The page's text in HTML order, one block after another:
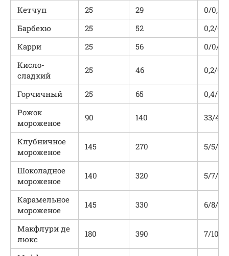
Кетчуп
25 29
0/0,3/7
Барбекю
25 52
0,2/
Карри
25 56
0/0/12
Кисло-
сладкий
25 46 0,2/
Горчичный 25 65
0,4/
Рожок
мороженое
90 140 33/4/
Клубничное
мороженое
145 270 5/5/50
Шоколадное
мороженое
140 320 5/7/70
Карамельное
мороженое
145 330 6/8/60
Макфлури де
люкс
180 390 7/10/71